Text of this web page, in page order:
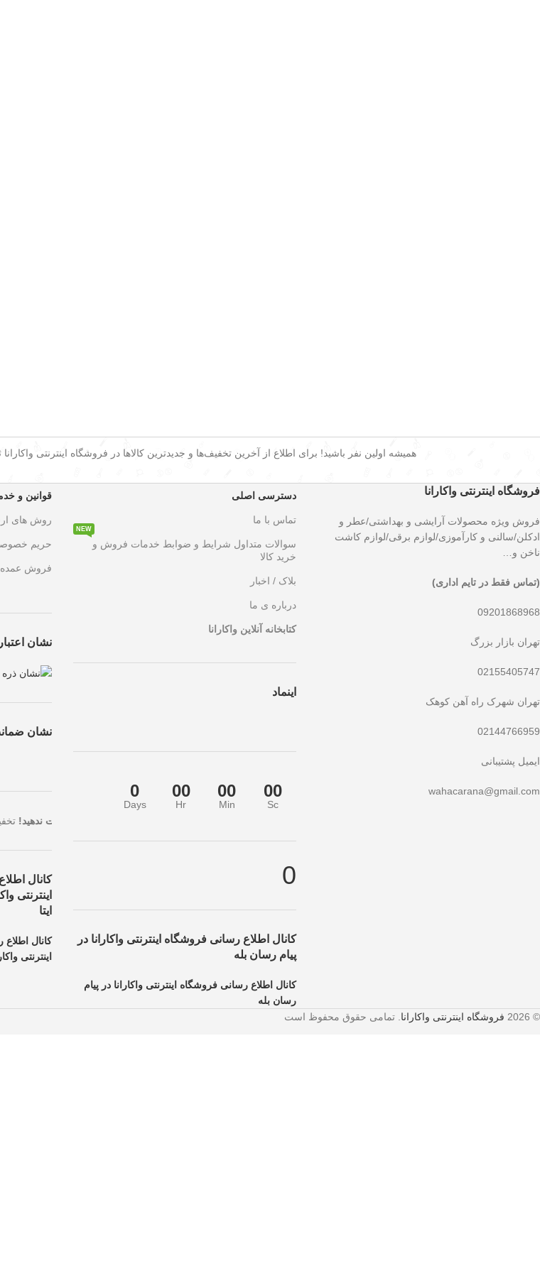
همیشه اولین نفر باشید! برای اطلاع از آخرین تخفیف‌ها و جدیدترین کالاها در فروشگاه اینترنتی واکارانا
فروشگاه اینترنتی واکارانا
فروش ویژه محصولات آرایشی و بهداشتی/عطر و
ادکلن/سالنی و کارآموزی/لوازم برقی/لوازم کاشت
ناخن و…
(تماس فقط در تایم اداری)
09201868968
تهران بازار بزرگ
02155405747
تهران شهرک راه آهن کوهک
02144766959
ایمیل پشتیبانی
wahacarana@gmail.com
دسترسی اصلی
تماس با ما
سوالات متداول شرایط و ضوابط خدمات فروش و
خرید کالا
NEW
بلاک / اخبار
درباره ی ما
کتابخانه آنلاین واکارانا
اینماد
0
Days
00
Hr
00
Min
00
Sc
0
کانال اطلاع رسانی فروشگاه اینترنتی واکارانا در
پیام رسان بله
کانال اطلاع رسانی فروشگاه اینترنتی واکارانا در پیام
رسان بله
قوانین و
روش های
حریم
فروش عمده
نشان
نشان
ویژه صرفاً مختص خریدهای امروز است. برای دریافت بهترین قیمت با بالاترین تخفیف، همین حالا سفارش خود را ثبت کنید.
کانال
اینترنتی
ایتا
کانال
اینترنتی
به مدت محدود روی تمامی
© 2026 فروشگاه اینترنتی واکارانا . تمامی حقوق محفوظ است